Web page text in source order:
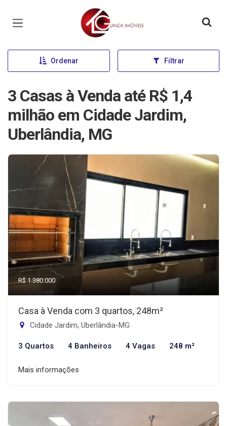
Página inicial
Ordenar Filtrar
3 Casas à Venda até R$ 1,4
milhão em Cidade Jardim,
Uberlândia, MG
R$ 1.380.000
Casa à Venda com 3 quartos, 248m²
Cidade Jardim, Uberlândia-MG
3 Quartos 4 Banheiros 4 Vagas 248 m²
Mais informações